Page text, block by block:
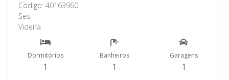
Código: 40163960
Sesi
Videira
Dormitórios
1
Banheiros
1
Garagens
1